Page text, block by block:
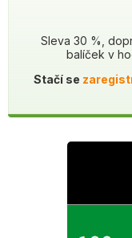
Sleva 30 %,
balíček v
Stačí se